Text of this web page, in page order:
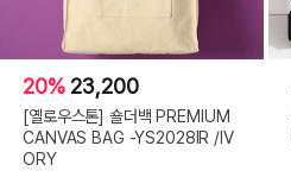
20% 23,200
[옐로우스톤] 숄더백 PREMIUM
CANVAS BAG -YS2028IR /IV
ORY